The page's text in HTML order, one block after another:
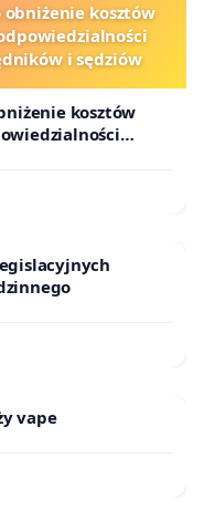
obniżenie kosztów
i sędziów
kosztów
i sędziów
vape